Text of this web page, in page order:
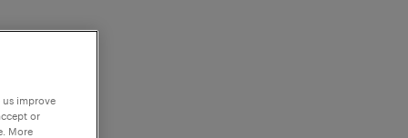
improve
or
More